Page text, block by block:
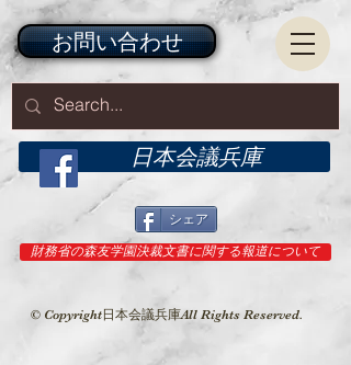
日本会議兵庫
© Copyright日本会議兵庫All Rights Reserved.
シェア
お問い合わせ
財務省の森友学園決裁文書に関する報道について